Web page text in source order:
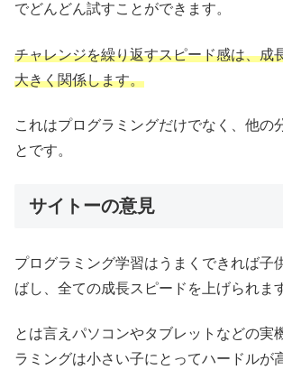
でどんどん試すことができます。
チャレンジを繰り返すスピード感は、成
大きく関係します。
これはプログラミングだけでなく、他の
とです。
サイトーの意見
プログラミング学習はうまくできれば子
ばし、全ての成長スピードを上げられま
とは言えパソコンやタブレットなどの実
ラミングは小さい子にとってハードルが